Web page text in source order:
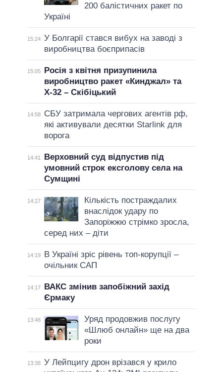
200 балістичних ракет по
Україні
15:24 У Болгарії стався вибух на заводі з
виробництва боєприпасів
15:05
Росія з квітня призупинила
виробництво ракет «Кинджал» та
Х-32 – Скібіцький
14:58
СБУ затримала чергових агентів рф,
які активували десятки Starlink для
ворога
14:41
Верховний суд відпустив під
умовний строк ексголову села на
Сумщині
14:27
Кількість постраждалих
внаслідок удару по
Запоріжжю стрімко зросла,
серед них – діти
14:19
В Україні зріс рівень топ-корупції –
очільник САП
14:17
ВАКС змінив запобіжний захід
Єрмаку
13:46
Уряд продовжив послугу
«Шлюб онлайн» ще на два
роки
13:38 У Лейпцигу дрон врізався у крило